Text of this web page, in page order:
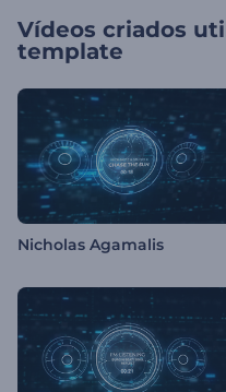
Vídeos criados
template
Nicholas Agamalis